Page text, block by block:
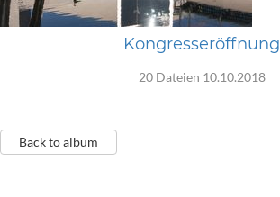
Kongresseröffnung
20 Dateien 10.10.2018
Back to album